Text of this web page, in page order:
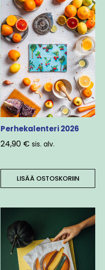
Perhekalenteri 2026
24,90 € sis. alv.
LISÄÄ OSTOSKORIIN